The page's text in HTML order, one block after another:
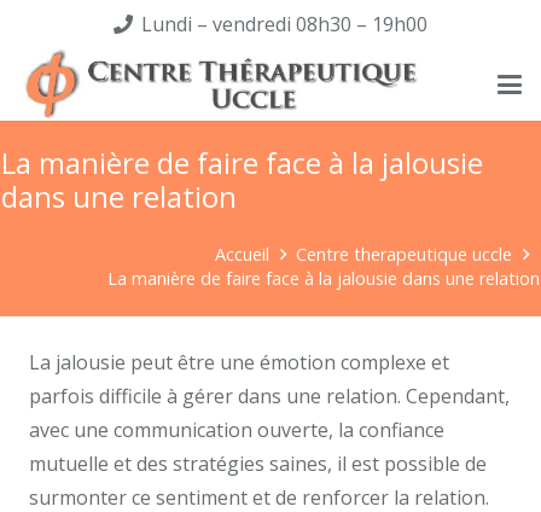
Lundi – vendredi 08h30 – 19h00
La manière de faire face à la jalousie
dans une relation
Accueil
Centre therapeutique uccle
La manière de faire face à la jalousie dans une relation
La jalousie peut être une émotion complexe et
parfois difficile à gérer dans une relation. Cependant,
avec une communication ouverte, la confiance
mutuelle et des stratégies saines, il est possible de
surmonter ce sentiment et de renforcer la relation.